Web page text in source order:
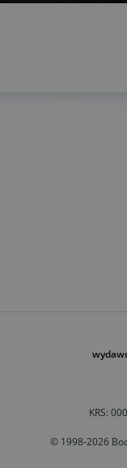
KRS:
© 1998-2026